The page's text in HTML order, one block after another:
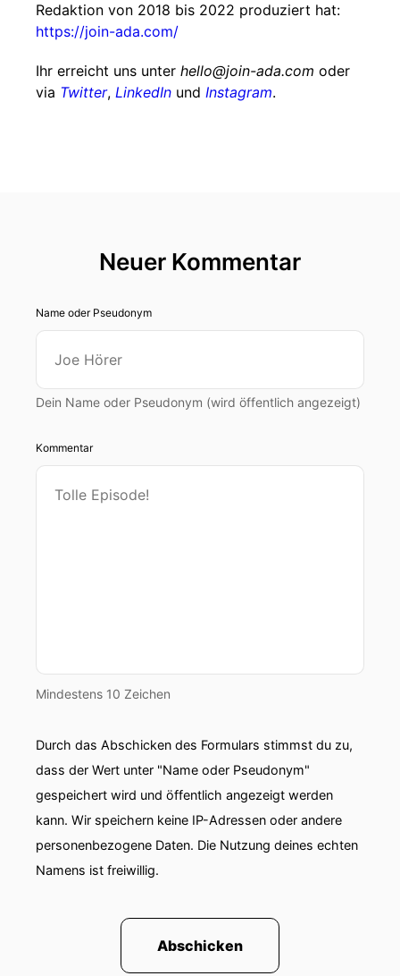
Redaktion von 2018 bis 2022 produziert hat:
https://join-ada.com/
Ihr erreicht uns unter hello@join-ada.com oder
via Twitter, LinkedIn und Instagram.
Neuer Kommentar
Name oder Pseudonym
Dein Name oder Pseudonym (wird öffentlich angezeigt)
Kommentar
Mindestens 10 Zeichen
Durch das Abschicken des Formulars stimmst du zu,
dass der Wert unter "Name oder Pseudonym"
gespeichert wird und öffentlich angezeigt werden
kann. Wir speichern keine IP-Adressen oder andere
personenbezogene Daten. Die Nutzung deines echten
Namens ist freiwillig.
Abschicken